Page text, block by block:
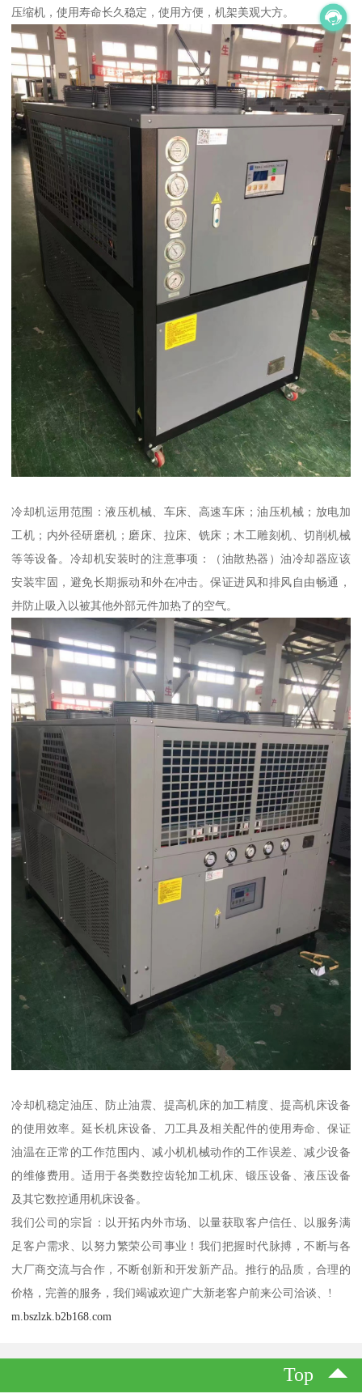
压缩机，使用寿命长久稳定，使用方便，机架美观大方。
冷却机运用范围：液压机械、车床、高速车床；油压机械；放电加
工机；内外径研磨机；磨床、拉床、铣床；木工雕刻机、切削机械
等等设备。冷却机安装时的注意事项：（油散热器）油冷却器应该
安装牢固，避免长期振动和外在冲击。保证进风和排风自由畅通，
并防止吸入以被其他外部元件加热了的空气。
冷却机稳定油压、防止油震、提高机床的加工精度、提高机床设备
的使用效率。延长机床设备、刀工具及相关配件的使用寿命、保证
油温在正常的工作范围内、减小机机械动作的工作误差、减少设备
的维修费用。适用于各类数控齿轮加工机床、锻压设备、液压设备
及其它数控通用机床设备。
我们公司的宗旨：以开拓内外市场、以量获取客户信任、以服务满
足客户需求、以努力繁荣公司事业！我们把握时代脉搏，不断与各
大厂商交流与合作，不断创新和开发新产品。推行的品质，合理的
价格，完善的服务，我们竭诚欢迎广大新老客户前来公司洽谈、!
m.bszlzk.b2b168.com
Top